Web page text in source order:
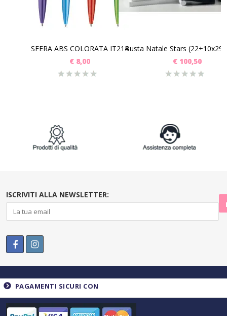
SCEGLI
SFERA ABS COLORATA IT214
€8,00
SCEGLI
€100,50
ISCRIVITI ALLA NEWSLETTER:
PAGAMENTI SICURI CON